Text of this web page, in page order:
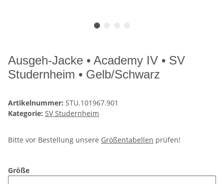
Ausgeh-Jacke • Academy IV • SV
Studernheim • Gelb/Schwarz
Artikelnummer: STU.101967.901
Kategorie: SV Studernheim
Bitte vor Bestellung unsere Größentabellen prüfen!
Größe